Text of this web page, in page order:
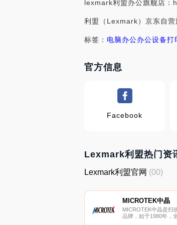
lexmark利盟办公旗舰店
利盟（Lexmark）京东自
标签： 电脑办公办公设备打
官方信息
Facebook
Lexmark利盟热门资
Lexmark利盟官网 (00)
MICROTEK中晶
MICROTEK中晶是扫
品牌，始于1980年，